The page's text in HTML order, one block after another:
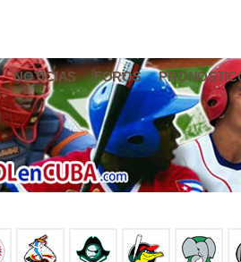
NOTICIAS FOROS